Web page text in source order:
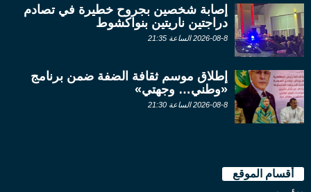
إصابة شخصين بجروح خطيرة في تصادم
دراجتين ناريتين بنواكشوط
2026-08-8 الساعة 21:35
إطلاق موسم ثقافة الضفة ضمن برنامج
«وطني… وجهتي»
2026-08-8 الساعة 21:30
أقسام الموقع